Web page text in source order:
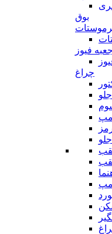
بوق
جعبه فیوز
چراغ